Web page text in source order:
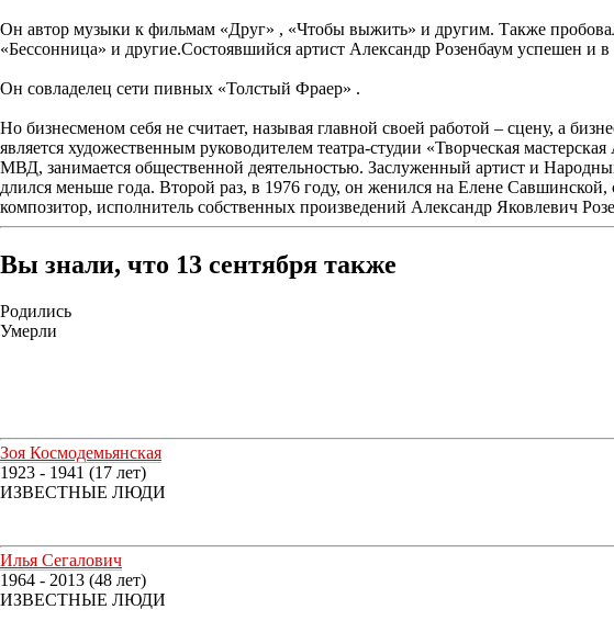
Он автор музыки к фильмам «Друг» , «Чтобы выжить» и другим. Также
«Бессонница» и другие.Состоявшийся артист Александр Розенбаум успешен и в
Он совладелец сети пивных «Толстый Фраер» .
Но бизнесменом себя не считает, называя главной своей работой – сцену, а
является художественным руководителем театра-студии «Творческая
МВД, занимается общественной деятельностью. Заслуженный артист и
длился меньше года. Второй раз, в 1976 году, он женился на Елене
композитор, исполнитель собственных произведений Александр Яковлевич
Вы знали, что 13 сентября также
Родились
Умерли
Зоя Космодемьянская
1923 - 1941 (17 лет)
ИЗВЕСТНЫЕ ЛЮДИ
Илья Сегалович
1964 - 2013 (48 лет)
ИЗВЕСТНЫЕ ЛЮДИ